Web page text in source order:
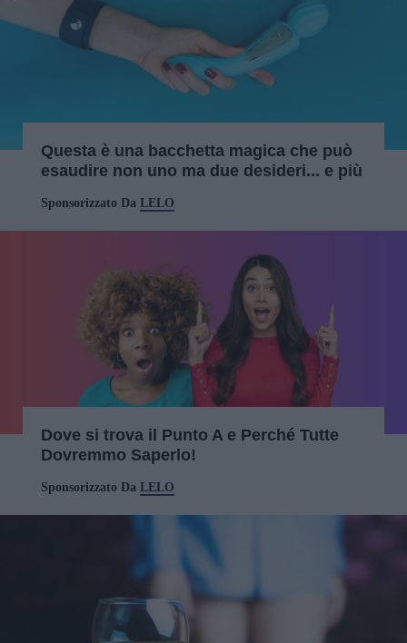
Questa è una bacchetta magica che può
esaudire non uno ma due desideri... e più
Sponsorizzato Da LELO
Dove si trova il Punto A e Perché Tutte
Dovremmo Saperlo!
Sponsorizzato Da LELO